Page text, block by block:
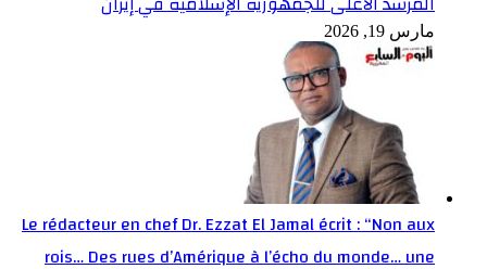
مارس 19, 2026
Le rédacteur en chef Dr. Ezzat El Jamal écrit : “Non aux
rois… Des rues d’Amérique à l’écho du monde… une